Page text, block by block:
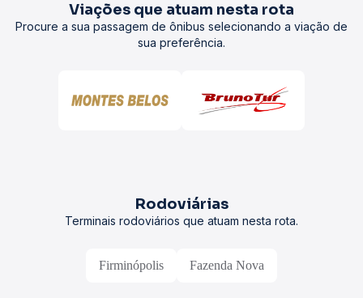
Viações que atuam nesta rota
Procure a sua passagem de ônibus selecionando a viação de
sua preferência.
Rodoviárias
Terminais rodoviários que atuam nesta rota.
Firminópolis Fazenda Nova